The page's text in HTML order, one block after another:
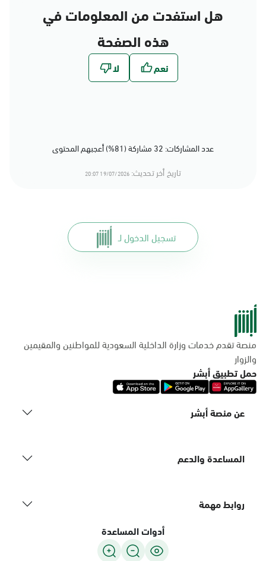
هل استفدت من المعلومات في
هذه الصفحة
عدد المشاركات: 32 مشاركة (81%) أعجبهم المحتوى
تاريخ أخر تحديث: 19/07/2026 20:07
تسجيل الدخول لـ
منصة تقدم خدمات وزارة الداخلية السعودية للمواطنين والمقيمين
والزوار
حمل تطبيق أبشر
عن منصة أبشر
المساعدة والدعم
روابط مهمة
أدوات المساعدة